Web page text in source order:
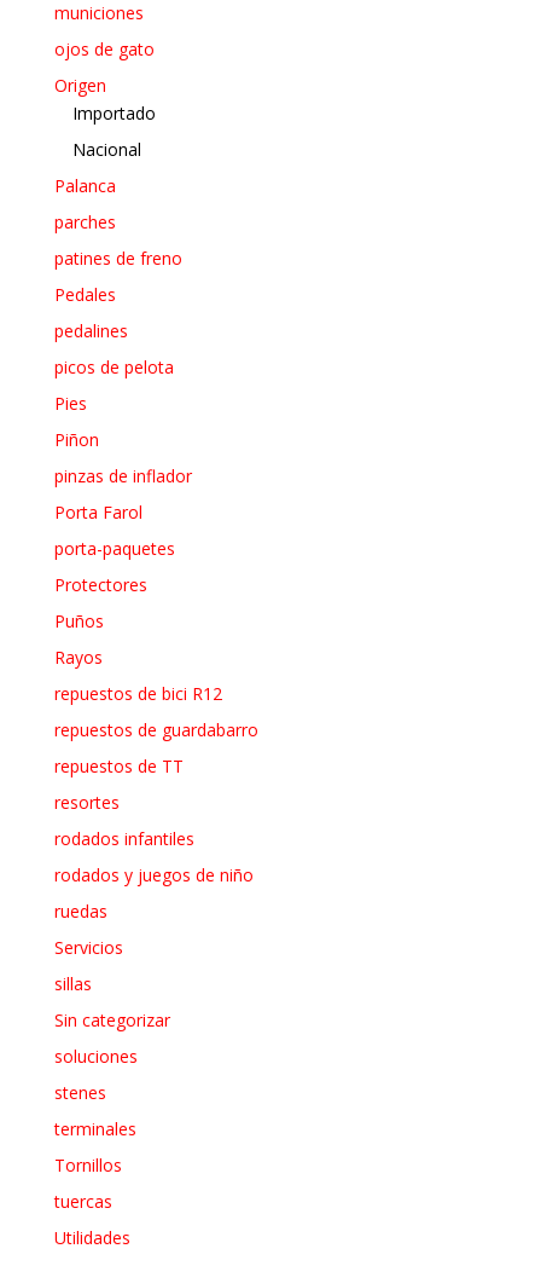
municiones
ojos de gato
Origen
Importado
Nacional
Palanca
parches
patines de freno
Pedales
pedalines
picos de pelota
Pies
Piñon
pinzas de inflador
Porta Farol
porta-paquetes
Protectores
Puños
Rayos
repuestos de bici R12
repuestos de guardabarro
repuestos de TT
resortes
rodados infantiles
rodados y juegos de niño
ruedas
Servicios
sillas
Sin categorizar
soluciones
stenes
terminales
Tornillos
tuercas
Utilidades